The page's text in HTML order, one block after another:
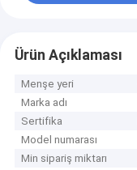
Ürün Açıklaması
Menşe yeri
Marka adı
Sertifika
Model numarası
Min sipariş miktarı